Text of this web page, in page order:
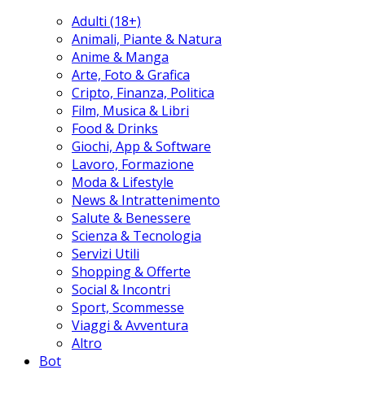
Adulti (18+)
Animali, Piante & Natura
Anime & Manga
Arte, Foto & Grafica
Cripto, Finanza, Politica
Film, Musica & Libri
Food & Drinks
Giochi, App & Software
Lavoro, Formazione
Moda & Lifestyle
News & Intrattenimento
Salute & Benessere
Scienza & Tecnologia
Servizi Utili
Shopping & Offerte
Social & Incontri
Sport, Scommesse
Viaggi & Avventura
Altro
Bot